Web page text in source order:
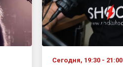
Сегодня, 19:30 - 21:00